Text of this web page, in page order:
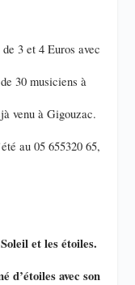
3 et 4 Euros avec
30 musiciens à
venu à Gigouzac.
au 05 655320 65,
et les étoiles.
d’étoiles avec son